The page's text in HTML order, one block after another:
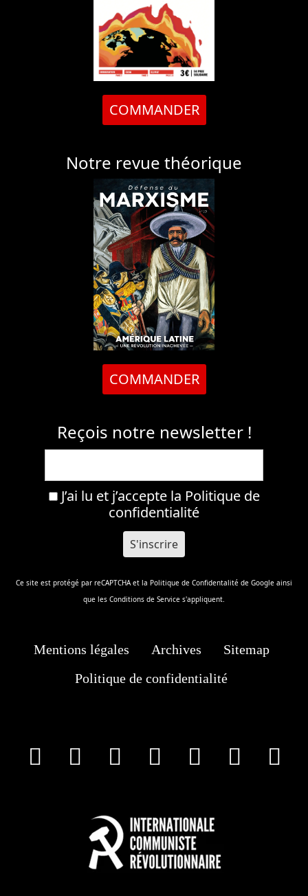
COMMANDER
Notre revue théorique
COMMANDER
Reçois notre newsletter !
J’ai lu et j’accepte la Politique de
confidentialité
Ce site est protégé par reCAPTCHA et la Politique de Confidentalité de Google ainsi
que les Conditions de Service s'appliquent.
Mentions légales Archives
Sitemap
Politique de confidentialité
facebookInstagram
Youtube
Tik Tok